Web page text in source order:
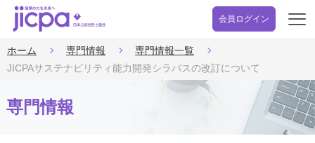
会員ログイン
開
ホーム 専門情報
専門情報一覧
JICPAサステナビリティ能力開発シラバスの改訂について
専門情報